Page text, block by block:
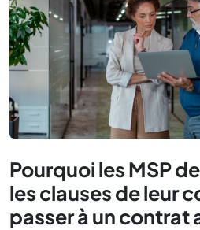
Pourquoi les MSP
les clauses de leur
passer à un contrat